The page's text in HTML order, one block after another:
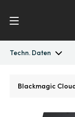
Techn. Daten
Blackmagic